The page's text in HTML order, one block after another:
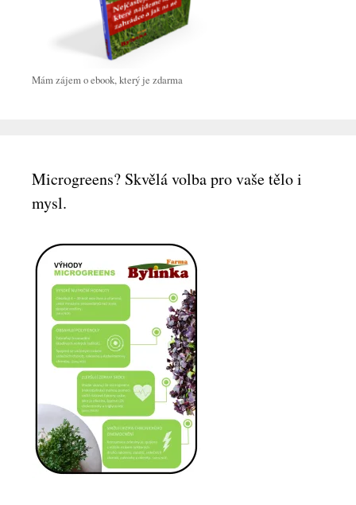
Mám zájem o ebook, který je zdarma
Microgreens? Skvělá volba pro vaše tělo i
mysl.